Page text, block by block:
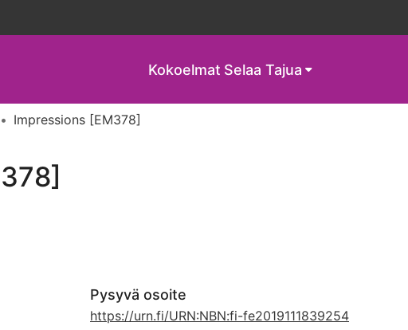
Kokoelmat Selaa Tajua
Impressions [EM378]
Pysyvä osoite
https://urn.fi/URN:NBN:fi-fe2019111839254